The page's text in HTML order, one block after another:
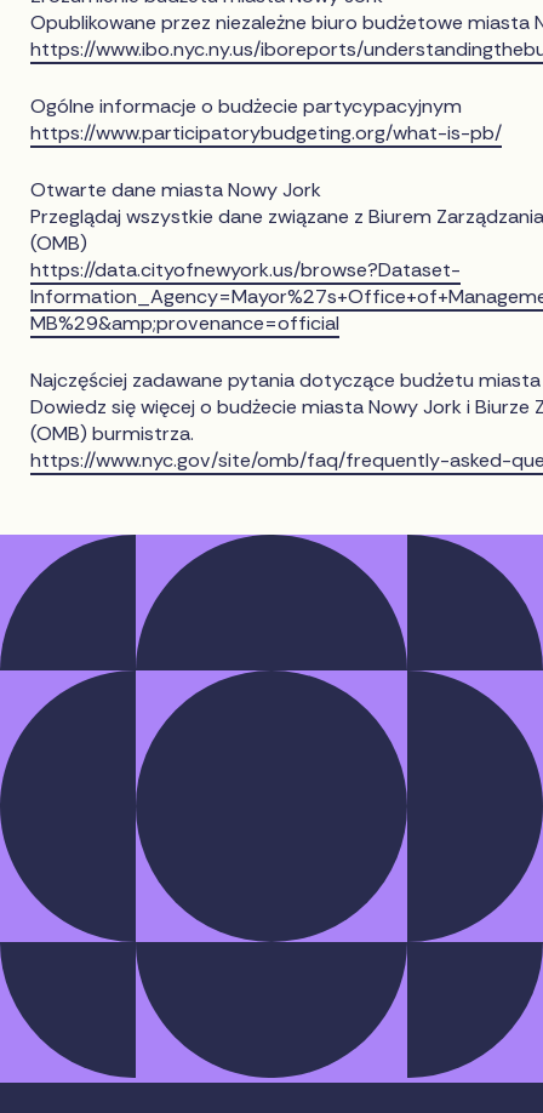
Opublikowane przez niezależne biuro budżetowe miasta
https://www.ibo.nyc.ny.us/iboreports/
Ogólne informacje o budżecie partycypacyjnym
https://www.participatorybudgeting.org/what-is-pb/
Otwarte dane miasta Nowy Jork
Przeglądaj wszystkie dane związane z Biurem
(OMB)
https://data.cityofnewyork.us/browse?Dataset-
MB%29&amp;provenance=official
Najczęściej zadawane pytania dotyczące budżetu
Dowiedz się więcej o budżecie miasta Nowy Jork i Biurze
(OMB) burmistrza.
https://www.nyc.gov/site/omb/faq/frequently-asked-